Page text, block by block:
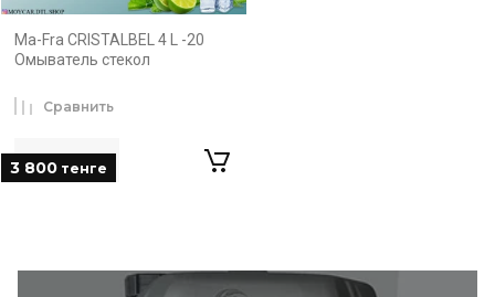
Ma-Fra CRISTALBEL 4 L -20
Омыватель стекол
3 800 тенге
Сравнить